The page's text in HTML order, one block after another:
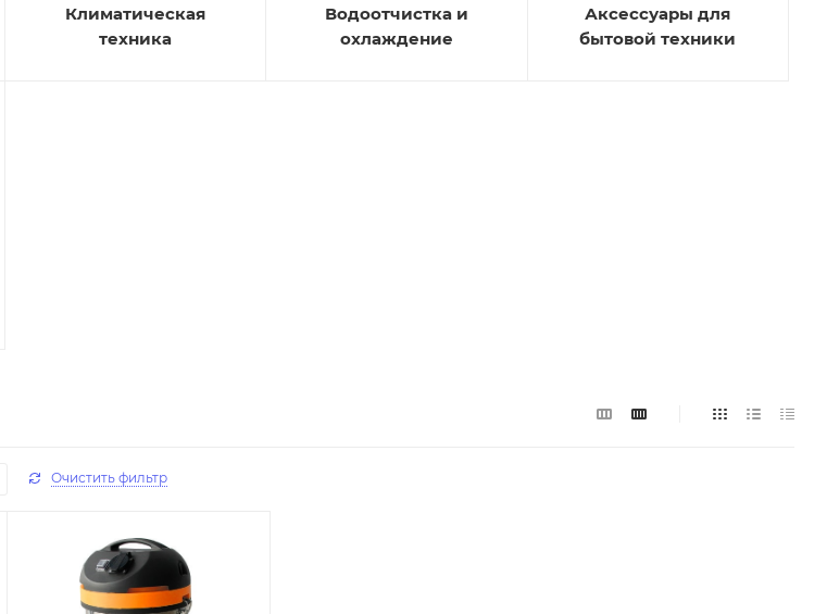
Климатическая
техника
Водоотчистка и
охлаждение
Аксессуары для
бытовой техники
Очистить фильтр
Отправим
11.08.2026
В наличии в пункте